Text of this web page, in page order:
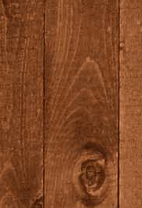
Freitag